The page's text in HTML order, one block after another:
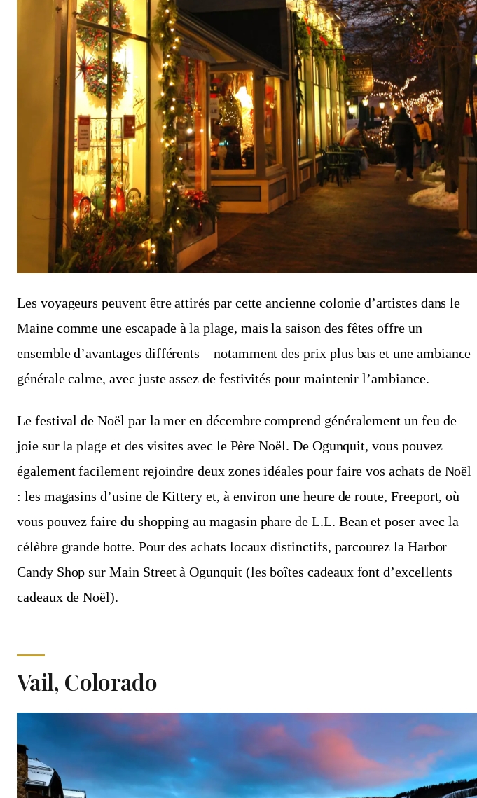
Les voyageurs peuvent être attirés par cette ancienne colonie d’artistes dans le
Maine comme une escapade à la plage, mais la saison des fêtes offre un
ensemble d’avantages différents – notamment des prix plus bas et une ambiance
générale calme, avec juste assez de festivités pour maintenir l’ambiance.
Le festival de Noël par la mer en décembre comprend généralement un feu de
joie sur la plage et des visites avec le Père Noël. De Ogunquit, vous pouvez
également facilement rejoindre deux zones idéales pour faire vos achats de Noël
: les magasins d’usine de Kittery et, à environ une heure de route, Freeport, où
vous pouvez faire du shopping au magasin phare de L.L. Bean et poser avec la
célèbre grande botte. Pour des achats locaux distinctifs, parcourez la Harbor
Candy Shop sur Main Street à Ogunquit (les boîtes cadeaux font d’excellents
cadeaux de Noël).
Vail, Colorado